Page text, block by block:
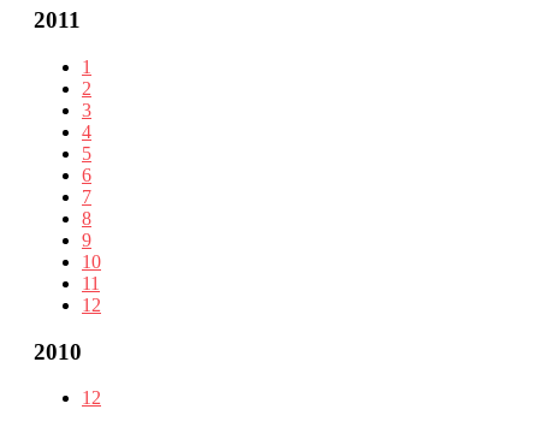
2011
1
2
3
4
5
6
7
8
9
10
11
12
2010
12